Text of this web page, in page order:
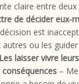
claire entre deux
de décider eux-
décision est
autres ou les
Les laisser vivre
–